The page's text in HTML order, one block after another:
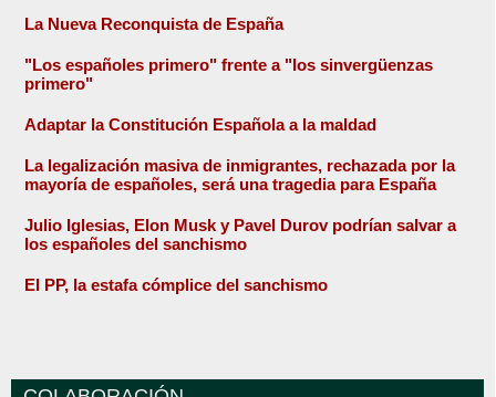
La Nueva Reconquista de España
"Los españoles primero" frente a "los sinvergüenzas
primero"
Adaptar la Constitución Española a la maldad
La legalización masiva de inmigrantes, rechazada por la
mayoría de españoles, será una tragedia para España
Julio Iglesias, Elon Musk y Pavel Durov podrían salvar a
los españoles del sanchismo
El PP, la estafa cómplice del sanchismo